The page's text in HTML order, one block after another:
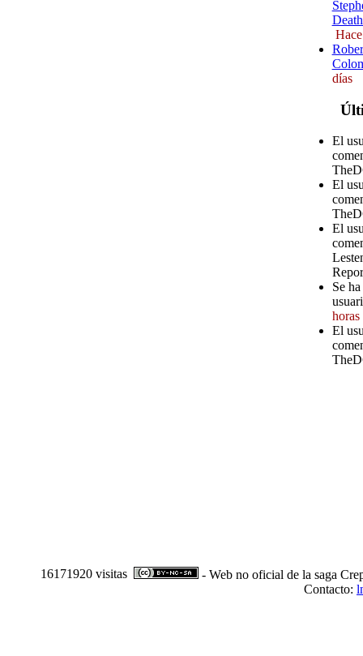
días
El
El
El
Se
horas
El
16171920 visitas
- Web no oficial de la saga
Contacto: